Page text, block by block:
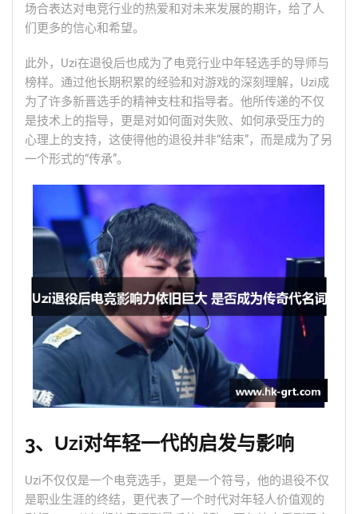
场合表达对电竞行业的热爱和对未来发展的期许，给了人
们更多的信心和希望。
此外，Uzi在退役后也成为了电竞行业中年轻选手的导师与
榜样。通过他长期积累的经验和对游戏的深刻理解，Uzi成
为了许多新晋选手的精神支柱和指导者。他所传递的不仅
是技术上的指导，更是对如何面对失败、如何承受压力的
心理上的支持，这使得他的退役并非“结束”，而是成为了另
一个形式的“传承”。
3、Uzi对年轻一代的启发与影响
Uzi不仅仅是一个电竞选手，更是一个符号，他的退役不仅
是职业生涯的终结，更代表了一个时代对年轻人价值观的